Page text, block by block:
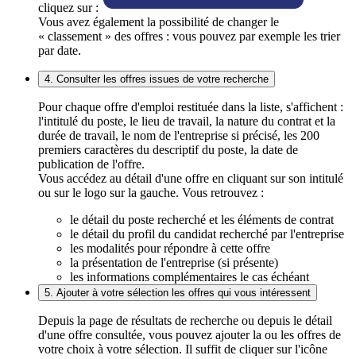
cliquez sur :
Vous avez également la possibilité de changer le
« classement » des offres : vous pouvez par exemple les trier
par date.
4. Consulter les offres issues de votre recherche
Pour chaque offre d'emploi restituée dans la liste, s'affichent :
l'intitulé du poste, le lieu de travail, la nature du contrat et la
durée de travail, le nom de l'entreprise si précisé, les 200
premiers caractères du descriptif du poste, la date de
publication de l'offre.
Vous accédez au détail d'une offre en cliquant sur son intitulé
ou sur le logo sur la gauche. Vous retrouvez :
le détail du poste recherché et les éléments de contrat
le détail du profil du candidat recherché par l'entreprise
les modalités pour répondre à cette offre
la présentation de l'entreprise (si présente)
les informations complémentaires le cas échéant
5. Ajouter à votre sélection les offres qui vous intéressent
Depuis la page de résultats de recherche ou depuis le détail
d'une offre consultée, vous pouvez ajouter la ou les offres de
votre choix à votre sélection. Il suffit de cliquer sur l'icône